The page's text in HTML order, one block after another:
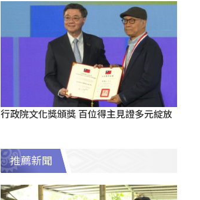
行政院文化獎頒獎 百位得主見證多元綻放
推薦新聞